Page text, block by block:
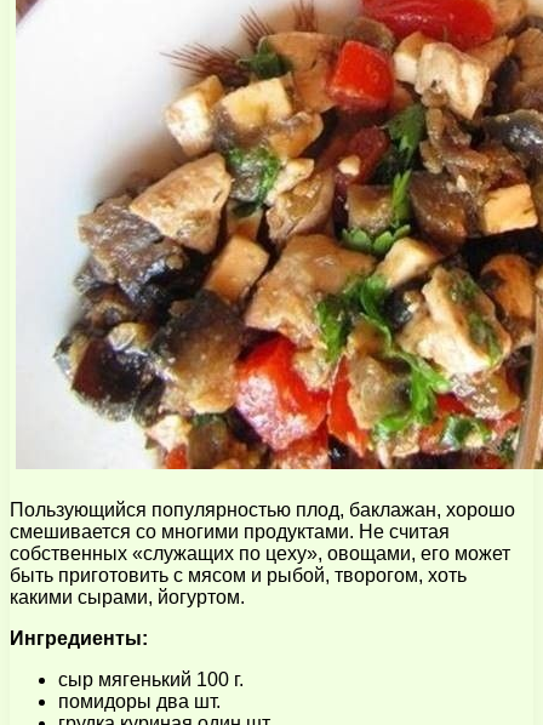
Пользующийся популярностью плод, баклажан, хорошо
смешивается со многими продуктами. Не считая
собственных «служащих по цеху», овощами, его может
быть приготовить с мясом и рыбой, творогом, хоть
какими сырами, йогуртом.
Ингредиенты:
сыр мягенький 100 г.
помидоры два шт.